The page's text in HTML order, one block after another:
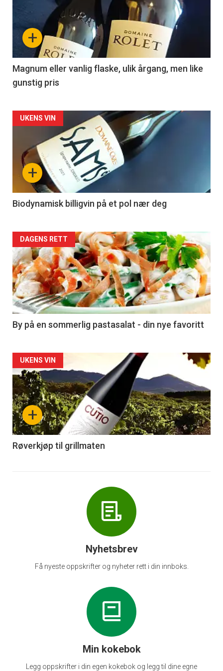
akkurat
nå
3
+
Magnum eller vanlig flaske, ulik årgang, men like
gunstig pris
Forsiden
akkurat
nå
4
+
UKENS VIN
Biodynamisk billigvin på et pol nær deg
Forsiden
akkurat
nå
-
5
DAGENS RETT
By på en sommerlig pastasalat - din nye favoritt
Forsiden
akkurat
nå
-
6
+
UKENS VIN
Røverkjøp til grillmaten
Nyhetsbrev
Få nyeste oppskrifter og nyheter rett i din innboks.
Min kokebok
Legg oppskrifter i din egen kokebok og legg til dine egne